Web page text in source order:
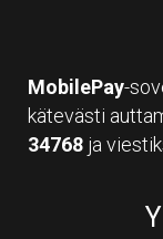
MobilePay-
kätevästi
34768 ja